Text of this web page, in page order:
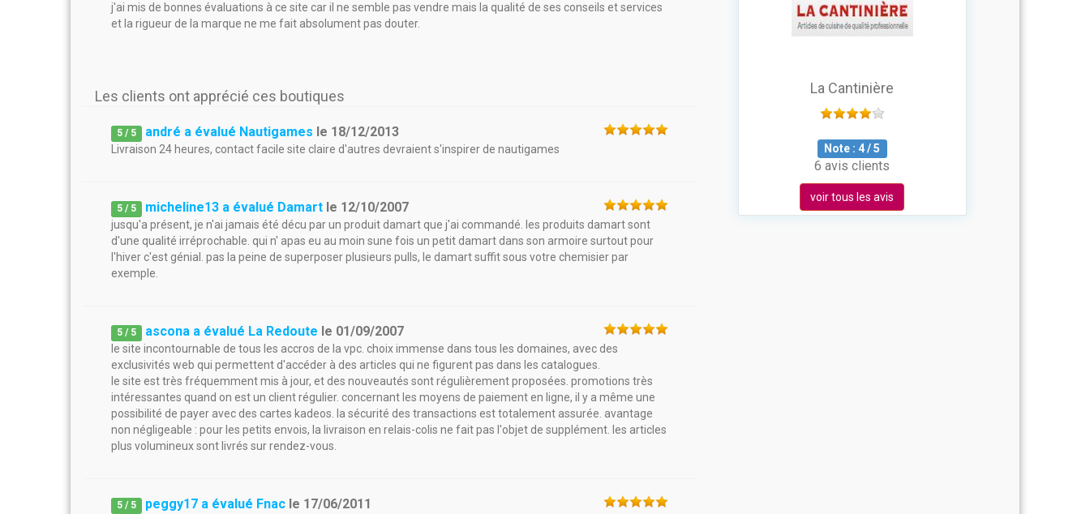
j'ai mis de bonnes évaluations à ce site car il ne semble pas vendre mais la qualité de ses conseils et services
et la rigueur de la marque ne me fait absolument pas douter.
Les clients ont apprécié ces boutiques
5 / 5 andré a évalué Nautigames le 18/12/2013
Livraison 24 heures, contact facile site claire d'autres devraient s'inspirer de nautigames
5 / 5 micheline13 a évalué Damart le 12/10/2007
jusqu'a présent, je n'ai jamais été décu par un produit damart que j'ai commandé. les produits damart sont
d'une qualité irréprochable. qui n' apas eu au moin sune fois un petit damart dans son armoire surtout pour
l'hiver c'est génial. pas la peine de superposer plusieurs pulls, le damart suffit sous votre chemisier par
exemple.
5 / 5 ascona a évalué La Redoute le 01/09/2007
le site incontournable de tous les accros de la vpc. choix immense dans tous les domaines, avec des
exclusivités web qui permettent d'accéder à des articles qui ne figurent pas dans les catalogues.
le site est très fréquemment mis à jour, et des nouveautés sont régulièrement proposées. promotions très
intéressantes quand on est un client régulier. concernant les moyens de paiement en ligne, il y a même une
possibilité de payer avec des cartes kadeos. la sécurité des transactions est totalement assurée. avantage
non négligeable : pour les petits envois, la livraison en relais-colis ne fait pas l'objet de supplément. les articles
plus volumineux sont livrés sur rendez-vous.
5 / 5 peggy17 a évalué Fnac le 17/06/2011
La Cantinière
Note : 4/5
6 avis clients
voir tous les avis